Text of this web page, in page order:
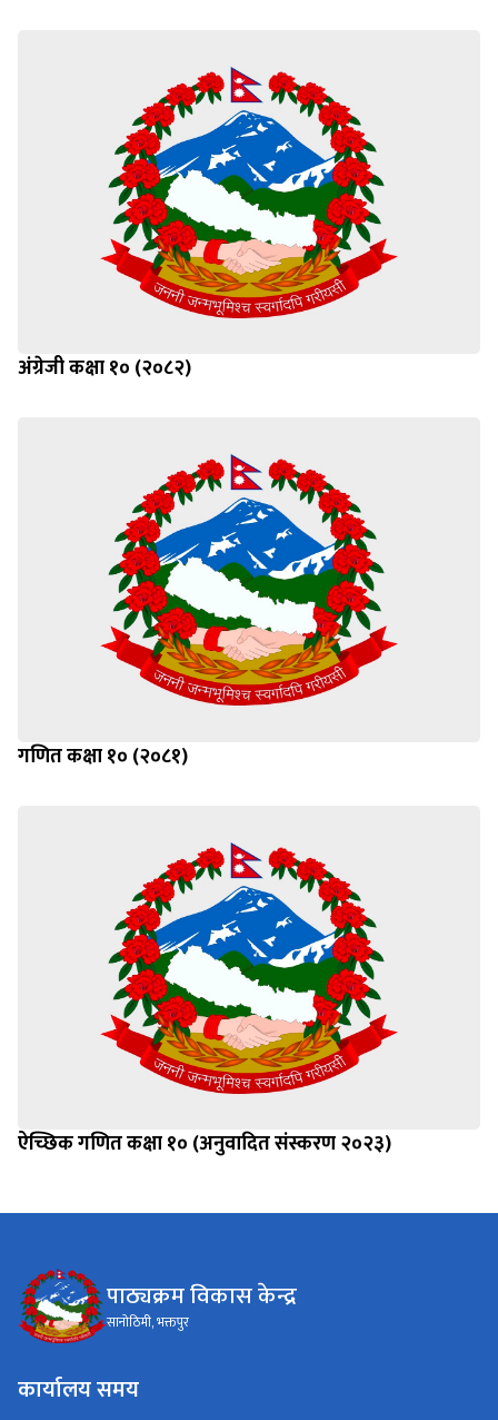
अंग्रेजी कक्षा १० (२०८२)
गणित कक्षा १० (२०८१)
ऐच्छिक गणित कक्षा १० (अनुवादित संस्करण २०२३)
पाठ्यक्रम विकास केन्द्र
सानोठिमी, भक्तपुर
कार्यालय समय